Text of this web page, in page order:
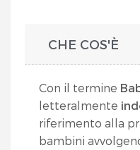
CHE COS'È
Con il termine
letteralmente
riferimento alla
bambini